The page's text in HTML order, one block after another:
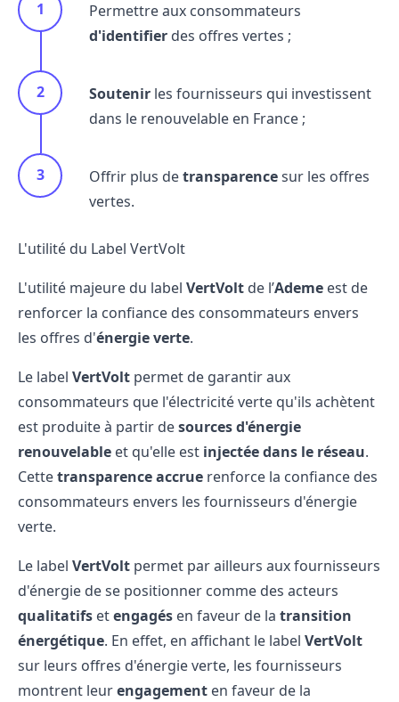
Permettre aux consommateurs
d'identifier des offres vertes ;
Soutenir les fournisseurs qui investissent
dans le renouvelable en France ;
Offrir plus detransparencesur les offres
vertes.
L'utilité du Label VertVolt
L'utilité majeure du label VertVolt de l’Ademe est de
renforcer la confiance des consommateurs envers
les offres d'énergie verte.
Le label VertVolt permet de garantir aux
consommateurs que l'électricité verte qu'ils achètent
est produite à partir desources d'énergie
renouvelable et qu'elle est injectée dans le réseau.
Cettetransparence accrue renforce la confiance des
consommateurs envers les fournisseurs d'énergie
verte.
Le label VertVolt permet par ailleurs aux fournisseurs
d'énergie de se positionner comme des acteurs
qualitatifs etengagés en faveur de la transition
énergétique. En effet, en affichant le label VertVolt
sur leurs offres d'énergie verte, les fournisseurs
montrent leurengagement en faveur de la